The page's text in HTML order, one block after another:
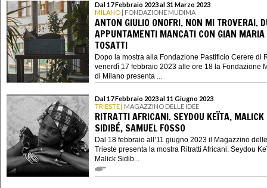
Dal 17 Febbraio 2023 al 31 Marzo 2023
MILANO | FONDAZIONE MUDIMA
ANTON GIULIO ONOFRI. NON MI TROVERAI.
APPUNTAMENTI MANCATI CON GIAN MARIA
TOSATTI
Dopo la mostra alla Fondazione Pastificio Cerere di
venerdì 17 febbraio 2023 alle ore 18 la Fondazione
di Milano presenta ...
Dal 17 Febbraio 2023 al 11 Giugno 2023
TRIESTE | MAGAZZINO DELLE IDEE
RITRATTI AFRICANI. SEYDOU KEÏTA, MALICK
SIDIBÉ, SAMUEL FOSSO
Dal 18 febbraio all’11 giugno 2023 il Magazzino
Trieste presenta la mostra Ritratti Africani. Seydou
Malick Sidib...